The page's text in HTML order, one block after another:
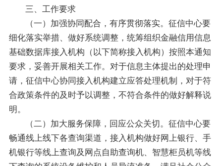
三、工作要求
（一）加强协同配合，有序贯彻落实。征信中心要
细化落实举措、做好系统调整，统筹组织金融信用信息
基础数据库接入机构（以下简称接入机构）按照本通知
要求，妥善开展相关工作。对于信息主体提出的处理申
请，征信中心协同接入机构建立应答处理机制，对于符
合政策条件的及时予以调整，不符合条件的做好解释说
明。
（二）加大服务保障，回应公众关切。征信中心要
畅通线上线下各查询渠道，接入机构做好网上银行、手
机银行等线上查询及网点自助查询机、智慧柜员机等线